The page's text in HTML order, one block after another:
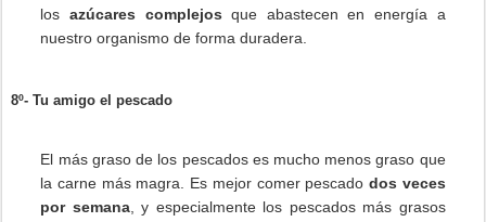
los azúcares complejos que abastecen en energía a
nuestro organismo de forma duradera.
8º- Tu amigo el pescado
El más graso de los pescados es mucho menos graso que
la carne más magra. Es mejor comer pescado dos veces
por semana, y especialmente los pescados más grasos